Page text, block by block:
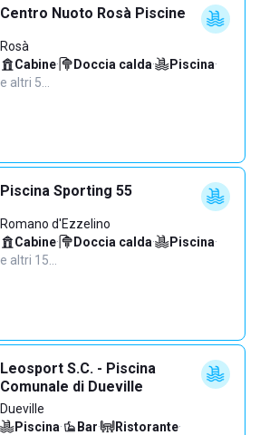
Centro Nuoto Rosà Piscine
Rosà
Cabine· Doccia calda· Piscina·
e altri 5…
Piscina Sporting 55
Romano d'Ezzelino
Cabine· Doccia calda· Piscina·
e altri 15…
Leosport S.C. - Piscina
Comunale di Dueville
Dueville
Piscina· Bar· Ristorante·